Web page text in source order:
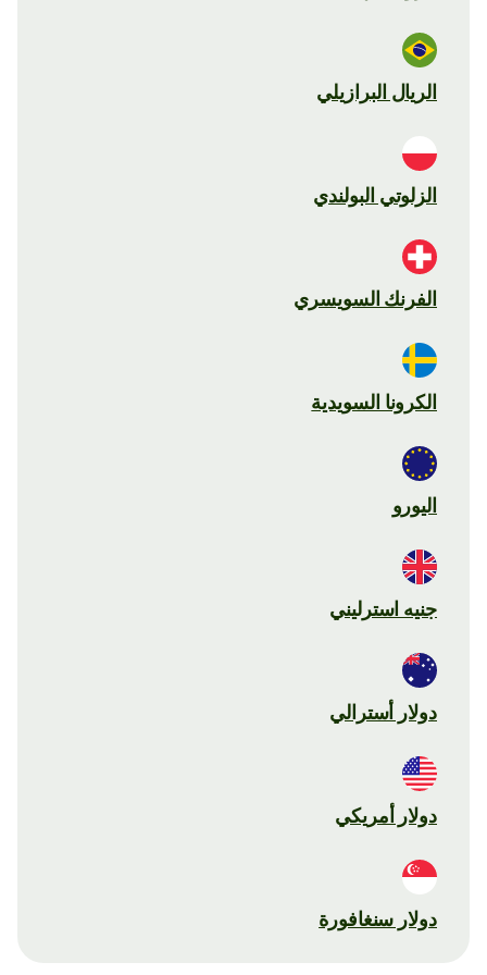
الريال البرازيلي
الزلوتي البولندي
الفرنك السويسري
الكرونا السويدية
اليورو
جنيه استرليني
دولار أسترالي
دولار أمريكي
دولار سنغافورة